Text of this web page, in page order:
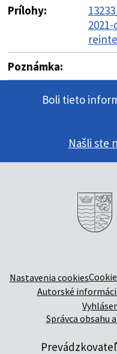
Prílohy:
Poznámka:
Boli tieto
Našli ste
Nastavenia cookies
Autorské
Správca obsahu